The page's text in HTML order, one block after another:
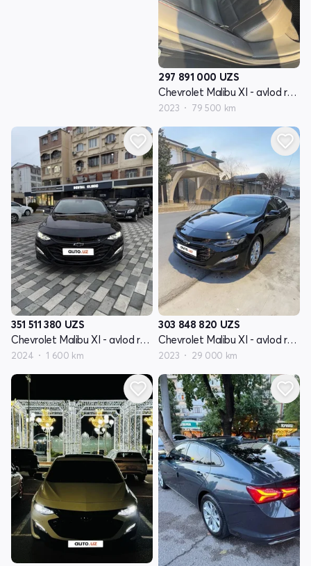
297 891 000 UZS
Chevrolet Malibu XI - avlod restyling
2023 79 500 km
351 511 380 UZS
Chevrolet Malibu XI - avlod restyling
2024 1 600 km
303 848 820 UZS
Chevrolet Malibu XI - avlod restyling
2023 29 000 km